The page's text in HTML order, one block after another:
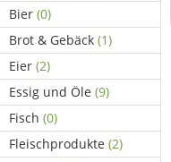
Bier (0)
Brot & Gebäck (1)
Eier (2)
Essig und Öle (9)
Fisch (0)
Fleischprodukte (2)